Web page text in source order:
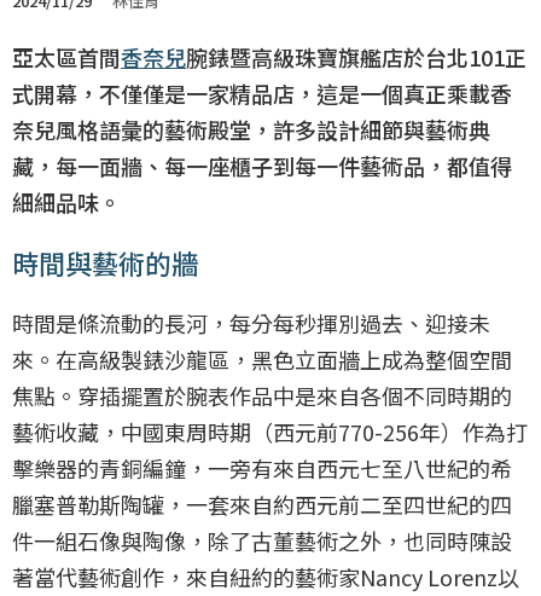
亞太區首間香奈兒腕錶暨高級珠寶旗艦店於台北101正
式開幕，不僅僅是一家精品店，這是一個真正乘載香
奈兒風格語彙的藝術殿堂，許多設計細節與藝術典
藏，每一面牆、每一座櫃子到每一件藝術品，都值得
細細品味。
時間與藝術的牆
時間是條流動的長河，每分每秒揮別過去、迎接未
來。在高級製錶沙龍區，黑色立面牆上成為整個空間
焦點。穿插擺置於腕表作品中是來自各個不同時期的
藝術收藏，中國東周時期（西元前770-256年）作為打
擊樂器的青銅編鐘，一旁有來自西元七至八世紀的希
臘塞普勒斯陶罐，一套來自約西元前二至四世紀的四
件一組石像與陶像，除了古董藝術之外，也同時陳設
著當代藝術創作，來自紐約的藝術家Nancy Lorenz以